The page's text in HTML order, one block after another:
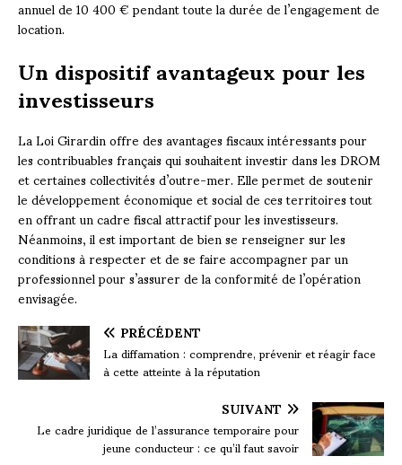
annuel de 10 400 € pendant toute la durée de l’engagement de
location.
Un dispositif avantageux pour les
investisseurs
La Loi Girardin offre des avantages fiscaux intéressants pour
les contribuables français qui souhaitent investir dans les DROM
et certaines collectivités d’outre-mer. Elle permet de soutenir
le développement économique et social de ces territoires tout
en offrant un cadre fiscal attractif pour les investisseurs.
Néanmoins, il est important de bien se renseigner sur les
conditions à respecter et de se faire accompagner par un
professionnel pour s’assurer de la conformité de l’opération
envisagée.
PRÉCÉDENT
La diffamation : comprendre, prévenir et réagir face
à cette atteinte à la réputation
SUIVANT
Le cadre juridique de l’assurance temporaire pour
jeune conducteur : ce qu’il faut savoir